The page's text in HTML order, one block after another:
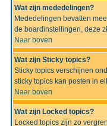
Wat zijn mededelingen?
Mededelingen bevatten
de boardinstellingen, deze
Naar boven
Wat zijn Sticky topics?
Sticky topics verschijnen
sticky topics kan posten in
Naar boven
Wat zijn Locked topics?
Locked topics zijn zo